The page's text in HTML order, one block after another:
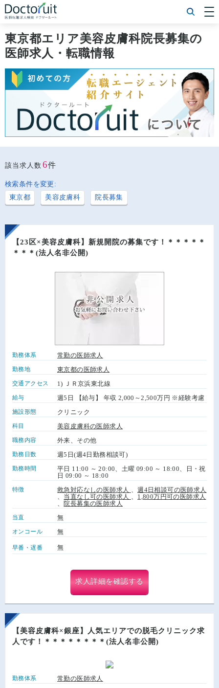
[常勤] 科目から探す
[常勤] 特徴から探す
[非常勤] エリアから探す
[非常勤] 科目から探す
Doctoruit医師転職特集
Doctoruitについて
運営者情報
プライバシーポリシー
東京都エリア美容皮膚科院長募集の
医師求人・転職情報
該当求人数 6件
検索条件を変更:
東京都
美容皮膚科 院長募集
【23区×美容皮膚科】新規開院の募集です！＊＊＊＊＊
＊＊＊(法人名非公開)
勤務体系 常勤の医師求人
勤務地 東京都の医師求人
交通アクセス 1) ＪＲ京浜東北線
給与 週5日 【給与】 年収 2,000～2,500万円 ※経験考慮
施設形態 クリニック
科目 美容皮膚科の医師求人
職務内容 外来、その他
勤務日数 週5日(週4日勤務相談可)
勤務時間
平日 11:00 ～ 20:00、土曜 09:00 ～ 18:00、日・祝
日 09:00 ～ 18:00
特徴 救急対応なしの医師求人 、週4日相談可の医師求人
当直なし可の医師求人
1,800万円可の医師求人
院長募集の医師求人
当直 無
オンコール 無
早番・遅番 無
求人詳細を確認する
【美容皮膚科×銀座】人気エリアでの脱毛クリニック求
人です！＊＊＊＊＊＊＊＊(法人名非公開)
勤務体系 常勤の医師求人